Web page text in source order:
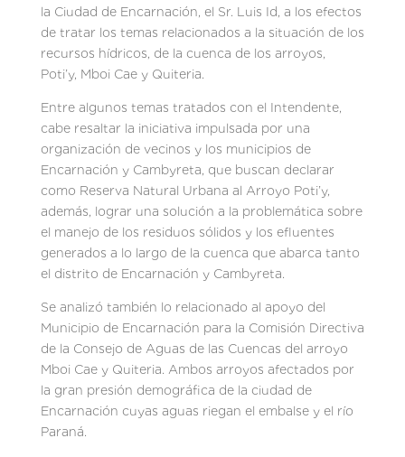
la Ciudad de Encarnación, el Sr. Luis Id, a los efectos
de tratar los temas relacionados a la situación de los
recursos hídricos, de la cuenca de los arroyos,
Poti’y, Mboi Cae y Quiteria.
Entre algunos temas tratados con el Intendente,
cabe resaltar la iniciativa impulsada por una
organización de vecinos y los municipios de
Encarnación y Cambyreta, que buscan declarar
como Reserva Natural Urbana al Arroyo Poti’y,
además, lograr una solución a la problemática sobre
el manejo de los residuos sólidos y los efluentes
generados a lo largo de la cuenca que abarca tanto
el distrito de Encarnación y Cambyreta.
Se analizó también lo relacionado al apoyo del
Municipio de Encarnación para la Comisión Directiva
de la Consejo de Aguas de las Cuencas del arroyo
Mboi Cae y Quiteria. Ambos arroyos afectados por
la gran presión demográfica de la ciudad de
Encarnación cuyas aguas riegan el embalse y el río
Paraná.